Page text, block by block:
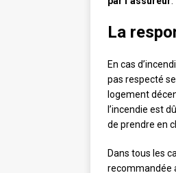
La
En cas
pas respecté
logement
l’incendie est
de prendre en
Dans tous les
recommandée